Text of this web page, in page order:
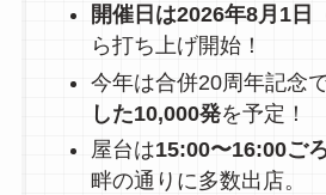
開催日は2026年8月1日
ら打ち上げ開始！
今年は合併20周年記念
した10,000発を予定！
屋台は15:00〜16:00ご
畔の通りに多数出店。